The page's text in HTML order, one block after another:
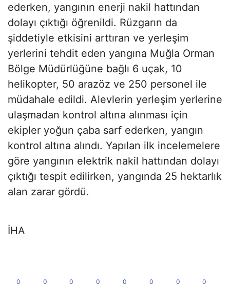
ederken, yangının enerji nakil hattından
dolayı çıktığı öğrenildi. Rüzgarın da
şiddetiyle etkisini arttıran ve yerleşim
yerlerini tehdit eden yangına Muğla Orman
Bölge Müdürlüğüne bağlı 6 uçak, 10
helikopter, 50 arazöz ve 250 personel ile
müdahale edildi. Alevlerin yerleşim yerlerine
ulaşmadan kontrol altına alınması için
ekipler yoğun çaba sarf ederken, yangın
kontrol altına alındı. Yapılan ilk incelemelere
göre yangının elektrik nakil hattından dolayı
çıktığı tespit edilirken, yangında 25 hektarlık
alan zarar gördü.
İHA